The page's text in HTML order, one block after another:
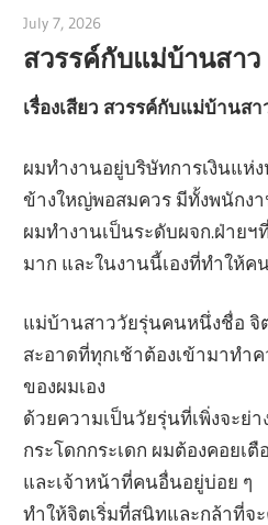
July 7, 2026
สวรรค์กับแม่บ้านสาว
เรื่องเสียว สวรรค์กับแม่บ้านสา
ผมทำงานอยู่บริษัทการเงินแห่
ข้างใหญ่พอสมควร มีทั้งพนักง
ผมทำงานเป็นระดับผจก.ฝ่ายฯ
มาก และในงานนี้เองที่ทำให้ค
แม่บ้านสาววัยรุ่นคนหนึ่งชื่อ จิ
สะอาดที่ทุกเช้าต้องเข้ามาทำ
ของผมเอง
ด้วยความเป็นวัยรุ่นที่เพิ่งจะย่า
กระโดกกระเดก ผมต้องคอยเ
และเจ้าหน้าที่คนอื่นอยู่บ่อย ๆ
ทำให้จิตเริ่มที่สนิทและกล้าที่จ